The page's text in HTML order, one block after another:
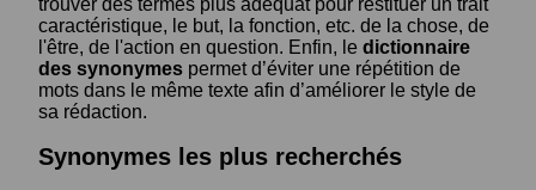
trouver des termes plus adéquat pour restituer un trait
caractéristique, le but, la fonction, etc. de la chose, de
l'être, de l'action en question. Enfin, le dictionnaire
des synonymes permet d’éviter une répétition de
mots dans le même texte afin d’améliorer le style de
sa rédaction.
Synonymes les plus recherchés